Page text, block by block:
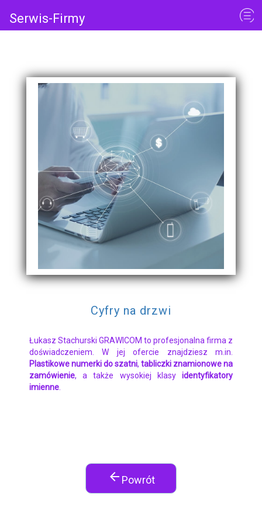
Serwis-Firmy
Cyfry na drzwi
Łukasz Stachurski GRAWICOM to profesjonalna firma z
doświadczeniem. W jej ofercie znajdziesz m.in.
Plastikowe numerki do szatni, tabliczki znamionowe na
zamówienie, a także wysokiej klasy identyfikatory
imienne
arrow_back Powrót